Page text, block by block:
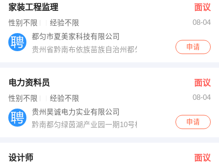
家装工程监理 面议
性别不限 经验不限
08-04
都匀市夏美家科技有限公司
贵州省黔南布依族苗族自治州都匀市广惠路467号申请
电力资料员 面议
性别不限 经验不限
08-04
贵州昊诚电力实业有限公司
黔南都匀绿茵湖产业园一期10号楼
申请
设计师 面议